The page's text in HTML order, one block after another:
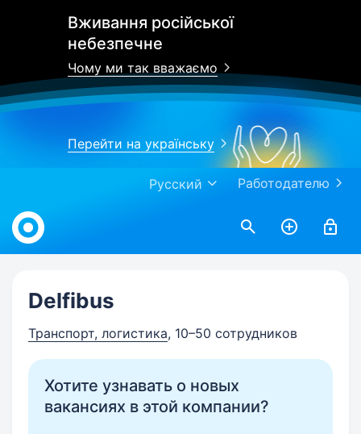
Вживання російської
небезпечне
Чому ми так вважаємо
Перейти на українську
Работодателю
Русский
Work.ua
Delfibus
Транспорт, логистика, 10–50 сотрудников
Хотите узнавать о новых
вакансиях в этой компании?